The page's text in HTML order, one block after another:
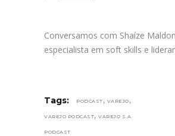
Conversamos com Shaíze
especialista em soft skills e
Tags: PODCAST , VAREJO ,
VAREJO PODCAST, VAREJO S.A.
PODCAST